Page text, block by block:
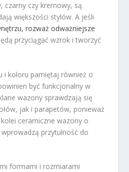
czarny czy kremowy, są
większości stylów. A jeśli
rozważ odważniejsze
przyciągać wzrok i tworzyć
i koloru pamiętaj również o
być funkcjonalny w
wazony sprawdzają się
jak i parapetów, ponieważ
ceramiczne wazony o
przytulność do
formami i rozmiarami